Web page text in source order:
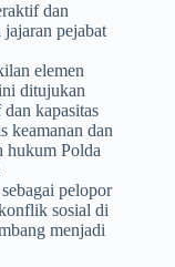
dan
pejabat
elemen
ditujukan
kapasitas
keamanan dan
hukum Polda
pelopor
sosial di
menjadi